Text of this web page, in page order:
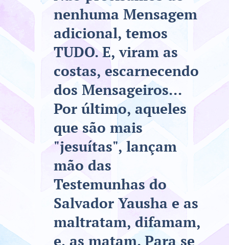
nenhuma Mensagem
adicional, temos
TUDO. E, viram as
costas, escarnecendo
dos Mensageiros...
Por último, aqueles
que são mais
"jesuítas", lançam
mão das
Testemunhas do
Salvador Yausha e as
maltratam, difamam,
e, as matam. Para se